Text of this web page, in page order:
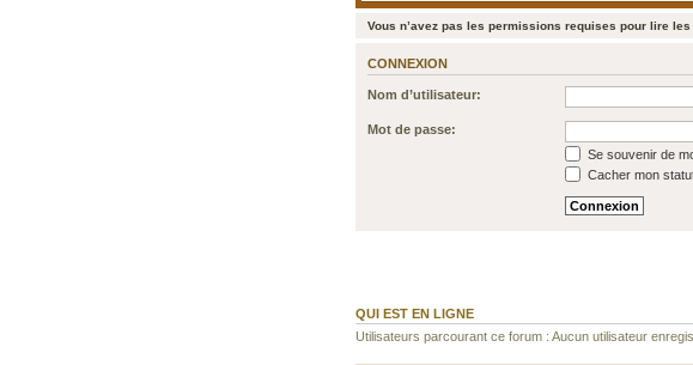
Vous n’avez pas les permissions requises pour lire les
CONNEXION
Nom d’utilisateur:
Mot de passe:
Se souvenir de
Cacher mon
QUI EST EN LIGNE
Utilisateurs parcourant ce forum : Aucun utilisateur